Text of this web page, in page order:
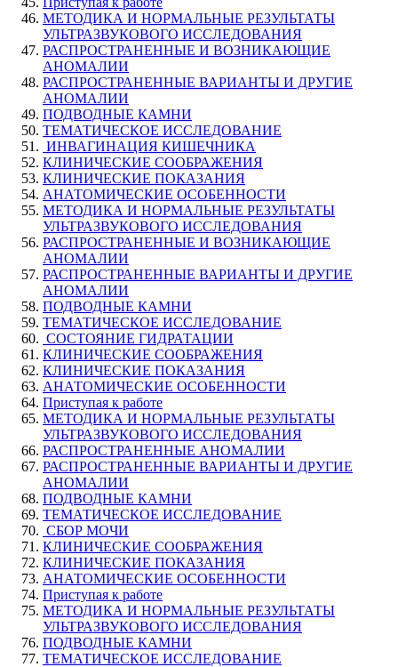
МЕТОДИКА И НОРМАЛЬНЫЕ РЕЗУЛЬТАТЫ
УЛЬТРАЗВУКОВОГО ИССЛЕДОВАНИЯ
РАСПРОСТРАНЕННЫЕ И ВОЗНИКАЮЩИЕ
АНОМАЛИИ
РАСПРОСТРАНЕННЫЕ ВАРИАНТЫ И ДРУГИЕ
АНОМАЛИИ
ПОДВОДНЫЕ КАМНИ
ТЕМАТИЧЕСКОЕ ИССЛЕДОВАНИЕ
ИНВАГИНАЦИЯ КИШЕЧНИКА
КЛИНИЧЕСКИЕ СООБРАЖЕНИЯ
КЛИНИЧЕСКИЕ ПОКАЗАНИЯ
АНАТОМИЧЕСКИЕ ОСОБЕННОСТИ
МЕТОДИКА И НОРМАЛЬНЫЕ РЕЗУЛЬТАТЫ
УЛЬТРАЗВУКОВОГО ИССЛЕДОВАНИЯ
РАСПРОСТРАНЕННЫЕ И ВОЗНИКАЮЩИЕ
АНОМАЛИИ
РАСПРОСТРАНЕННЫЕ ВАРИАНТЫ И ДРУГИЕ
АНОМАЛИИ
ПОДВОДНЫЕ КАМНИ
ТЕМАТИЧЕСКОЕ ИССЛЕДОВАНИЕ
СОСТОЯНИЕ ГИДРАТАЦИИ
КЛИНИЧЕСКИЕ СООБРАЖЕНИЯ
КЛИНИЧЕСКИЕ ПОКАЗАНИЯ
АНАТОМИЧЕСКИЕ ОСОБЕННОСТИ
Приступая к работе
МЕТОДИКА И НОРМАЛЬНЫЕ РЕЗУЛЬТАТЫ
УЛЬТРАЗВУКОВОГО ИССЛЕДОВАНИЯ
РАСПРОСТРАНЕННЫЕ АНОМАЛИИ
РАСПРОСТРАНЕННЫЕ ВАРИАНТЫ И ДРУГИЕ
АНОМАЛИИ
ПОДВОДНЫЕ КАМНИ
ТЕМАТИЧЕСКОЕ ИССЛЕДОВАНИЕ
СБОР МОЧИ
КЛИНИЧЕСКИЕ СООБРАЖЕНИЯ
КЛИНИЧЕСКИЕ ПОКАЗАНИЯ
АНАТОМИЧЕСКИЕ ОСОБЕННОСТИ
Приступая к работе
МЕТОДИКА И НОРМАЛЬНЫЕ РЕЗУЛЬТАТЫ
УЛЬТРАЗВУКОВОГО ИССЛЕДОВАНИЯ
ПОДВОДНЫЕ КАМНИ
ТЕМАТИЧЕСКОЕ ИССЛЕДОВАНИЕ